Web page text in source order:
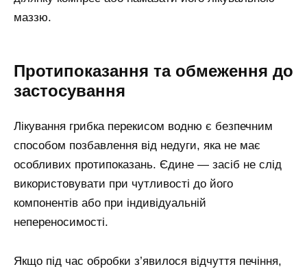
маззю.
Протипоказання та обмеження до
застосування
Лікування грибка перекисом водню є безпечним
способом позбавлення від недуги, яка не має
особливих протипоказань. Єдине — засіб не слід
використовувати при чутливості до його
компонентів або при індивідуальній
непереносимості.
Якщо під час обробки з’явилося відчуття печіння,